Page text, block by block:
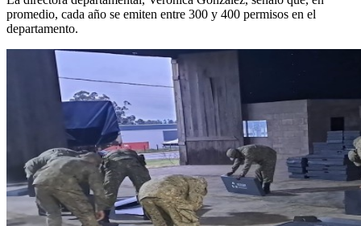
promedio, cada año se emiten entre 300 y 400 permisos en el
departamento.